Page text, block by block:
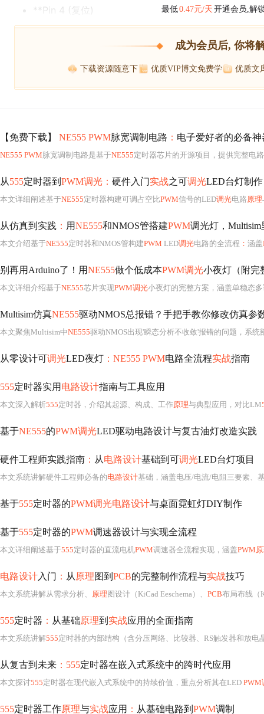
**Pin 4 (复位)
最低0.47元/天 开通会员,解
成为会员后, 你将
下载资源随意下 优质VIP博文免费学 优质文
【免费下载】 NE555 PWM脉宽调制电路 ： 电子爱好者的必备神
NE555 PWM脉宽调制电路是基于NE555定时器芯片的开源项目，提供完整电路
从555定时器到 PWM调光： 硬件入门实战之可调光LED台灯制作
本文详细阐述基于NE555定时器构建可调占空比PWM信号的LED调光电路原理
从仿真到实践 ： 用NE555和NMOS管搭建PWM调光灯，
本文介绍基于NE555定时器和NMOS管构建PWM LED调光电路的全流程 ： 涵盖
别再用Arduino了！用NE555做个低成本PWM调光小夜灯（附完
本文详细介绍基于NE555芯片实现PWM调光小夜灯的完整方案，涵盖单稳态
Multisim仿真NE555驱动NMOS总报错？手把手教你修改仿真参
本文聚焦Multisim中NE555驱动NMOS出现'瞬态分析不收敛'报错的问题，系统
从零设计可调光LED夜灯 ：NE555 PWM电路全流程实战指南
555定时器实用 电路设计指南与工具应用
本文深入解析555定时器，介绍其起源、构成、工作原理与典型应用，对比LM
基于NE555的PWM调光LED驱动电路设计与复古油灯改造实践
硬件工程师实践指南 ： 从电路设计基础到可调光LED台灯项目
本文系统讲解硬件工程师必备的电路设计基础，涵盖电压/电流/电阻三要素、基尔霍夫
基于555定时器的PWM调光电路设计与桌面霓虹灯DIY制作
基于555定时器的PWM调速器设计与实现全流程
本文详细阐述基于555定时器的直流电机PWM调速器全流程实现，涵盖PWM
电路设计入门 ： 从 原理图到 PCB的完整制作流程与实战技巧
本文系统讲解从需求分析、 原理 图设计（KiCad Eeschema）、 PCB布局布线（KiCad Pcbnew）到
555定时器 ： 从基础原理到 实战应用的全面指南
本文系统讲解555定时器的内部结构（含分压网络、比较器、RS触发器和放电晶体管）、三种基本工
从复古到未来 ：555定时器在嵌入式系统中的跨时代应用
本文探讨555定时器在现代嵌入式系统中的持续价值，重点分析其在LED PWM
555定时器工作原理与实战应用 ： 从基础电路到 PWM调制